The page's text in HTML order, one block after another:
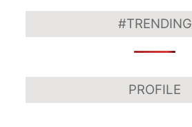
12
#TRENDING
PROFILE